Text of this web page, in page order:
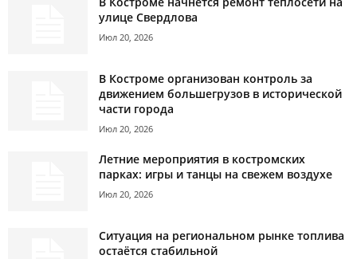
улице Свердлова
Июл 20, 2026
В Костроме организован контроль за
движением большегрузов в исторической
части города
Июл 20, 2026
Летние мероприятия в костромских
парках: игры и танцы на свежем воздухе
Июл 20, 2026
Ситуация на региональном рынке топлива
остаётся стабильной